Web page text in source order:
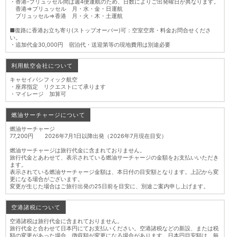
香港⇒ブリュッセル 月・水・金・日運航
ブリュッセル⇒香港 月・火・木・土運航
■復路に香港お立ち寄り(ストップオーバー)可：空室空席・料金お問合せくださ
い。
・追加代金30,000円 宿泊代・送迎第等の現地費用は別途必要
利用航空会社について
キャセイパシフィック航空
・座席指定 リクエストにて承ります
・マイレージ 加算可
燃油サーチャージについて
燃油サーチャージ
77,200円 2026年7月1日以降出発（2026年7月現在目安）
燃油サーチャージは旅行代金に含まれておりません。
旅行代金とあわせて、表示されている燃油サーチャージの金額をお支払いいただき
ます。
表示されている燃油サーチャージ金額は、本日付の目安額となります。上記から変
更になる場合がございます。
変更が生じた場合はご旅行出発の25日前を目安に、別途ご案内申し上げます。
空港諸税について
空港諸税は旅行代金に含まれておりません。
旅行代金と合わせて日本円にてお支払いください。空港諸税などの新設、または税
額の変更があった場合、徴収額が変更になる場合があります。日本円目安額は、毎